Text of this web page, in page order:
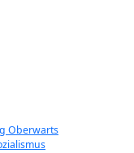
Oberwarts